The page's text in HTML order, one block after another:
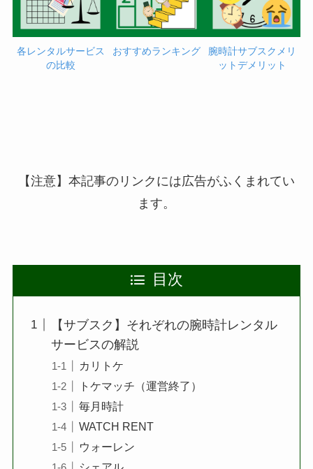
各レンタルサービス
の比較
おすすめランキング
腕時計サブスクメリ
ットデメリット
【注意】本記事のリンクには広告がふくまれてい
ます。
目次
【サブスク】それぞれの腕時計レンタル
サービスの解説
カリトケ
トケマッチ（運営終了）
毎月時計
WATCH RENT
ウォーレン